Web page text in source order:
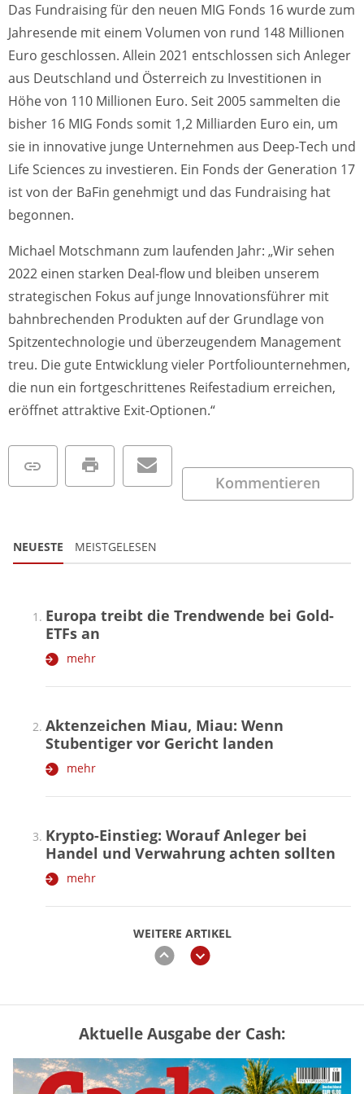
Das Fundraising für den neuen MIG Fonds 16 wurde zum
Jahresende mit einem Volumen von rund 148 Millionen
Euro geschlossen. Allein 2021 entschlossen sich Anleger
aus Deutschland und Österreich zu Investitionen in
Höhe von 110 Millionen Euro. Seit 2005 sammelten die
bisher 16 MIG Fonds somit 1,2 Milliarden Euro ein, um
sie in innovative junge Unternehmen aus Deep-Tech und
Life Sciences zu investieren. Ein Fonds der Generation 17
ist von der BaFin genehmigt und das Fundraising hat
begonnen.
Michael Motschmann zum laufenden Jahr: „Wir sehen
2022 einen starken Deal-flow und bleiben unserem
strategischen Fokus auf junge Innovationsführer mit
bahnbrechenden Produkten auf der Grundlage von
Spitzentechnologie und überzeugendem Management
treu. Die gute Entwicklung vieler Portfoliounternehmen,
die nun ein fortgeschrittenes Reifestadium erreichen,
eröffnet attraktive Exit-Optionen.“
Kommentieren
NEUESTE MEISTGELESEN
WEITERE ARTIKEL
zurückweiter
Europa treibt die Trendwende bei Gold-
ETFs an
mehr
Aktenzeichen Miau, Miau: Wenn
Stubentiger vor Gericht landen
mehr
Krypto-Einstieg: Worauf Anleger bei
Handel und Verwahrung achten sollten
mehr
Vermieter-Zutritt: Wann Mieter
die Wohnung öffnen müssen
mehr
Aktuelle Ausgabe der Cash: